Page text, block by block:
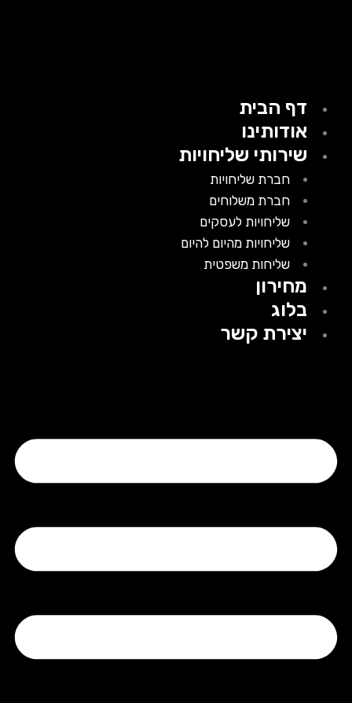
דף הבית
אודותינו
שירותי שליחויות
חברת שליחויות
חברת משלוחים
שליחויות לעסקים
שליחויות מהיום להיום
שליחות משפטית
מחירון
בלוג
יצירת קשר